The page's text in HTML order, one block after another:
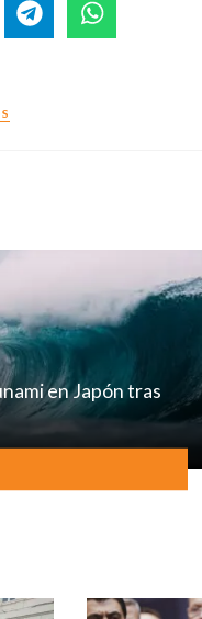
en Japón tras